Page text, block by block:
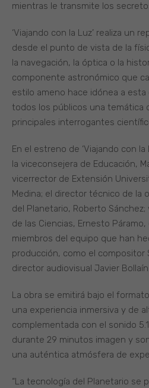
mientras le transmite los
‘Viajando con la Luz’ realiza un
desde el punto de vista de la
la navegación, la óptica o la
componente astronómico que
estilo ameno hace idónea a
todos los públicos una temática
principales interrogantes
En el estreno de ‘Viajando con
la viceconsejera de Educación,
vicerrector de Extensión
Medina; el director técnico de la
del Planetario, Roberto
de las Ciencias, Ernesto
miembros del equipo que han
producción, como el compositor
director audiovisual Javier Bollaín.
La obra se emitirá bajo el
una experiencia inmersiva y de
complementada con el sonido
durante 29 minutos imagen y
una auténtica atmósfera de
“La tecnología del Planetario se